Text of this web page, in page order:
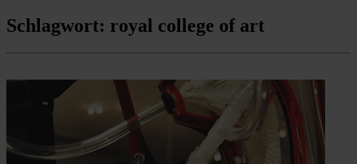
Schlagwort: royal college of art